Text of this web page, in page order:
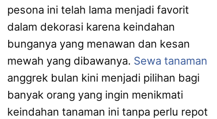
pesona ini telah lama menjadi favorit
dalam dekorasi karena keindahan
bunganya yang menawan dan kesan
mewah yang dibawanya. Sewa tanaman
anggrek bulan kini menjadi pilihan bagi
banyak orang yang ingin menikmati
keindahan tanaman ini tanpa perlu repot